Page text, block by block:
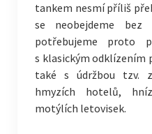
tankem nesmí příliš
se neobejdeme bez
potřebujeme proto
s klasickým odklízením
také s údržbou tzv.
hmyzích hotelů,
motýlích letovisek.